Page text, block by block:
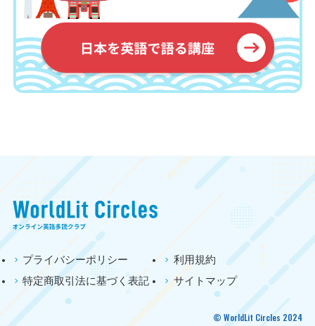
プライバシーポリシー
利用規約
特定商取引法に基づく表記
サイトマップ
© WorldLit Circles 2024